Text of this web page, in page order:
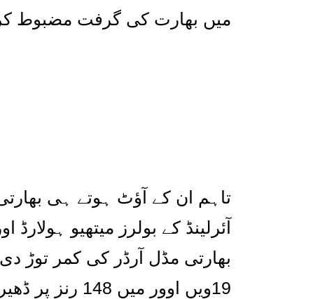
میں بھارت کی گرفت مضبوط
تاہم ان کے آؤٹ ہوتے ہی
آئرلینڈ کے بولرز میتھیو ہولارڈ
بھارتی مڈل آرڈر کی کمر توڑ
19ویں اوور میں 148 رنز پر